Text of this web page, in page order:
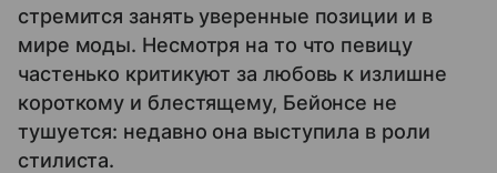
стремится занять уверенные позиции и в
мире моды. Несмотря на то что певицу
частенько критикуют за любовь к излишне
короткому и блестящему, Бейонсе не
тушуется: недавно она выступила в роли
стилиста.